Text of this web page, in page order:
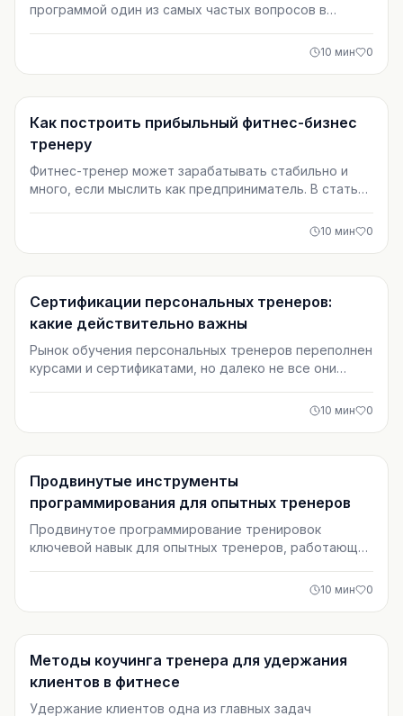
программой один из самых частых вопросов в
избежать типичных ошибок в тренировках.
10 мин 0
Тренировки
Как построить прибыльный фитнес-бизнес
тренеру
Фитнес-тренер может зарабатывать стабильно и
много, если мыслить как предприниматель. В статье
прибыльный бизнес.
10 мин 0
Тренировки
Сертификации персональных тренеров:
какие действительно важны
Рынок обучения персональных тренеров переполнен
курсами и сертификатами, но далеко не все они
какие сертификации действительно важны для
доход и доверие клиентов.
10 мин 0
Тренировки
Продвинутые инструменты
программирования для опытных тренеров
Продвинутое программирование тренировок
ключевой навык для опытных тренеров, работающих
инструменты помогают выйти за рамки шаблонов и
добиться стабильного роста силы и мышц.
10 мин 0
Тренировки
Методы коучинга тренера для удержания
клиентов в фитнесе
Удержание клиентов одна из главных задач